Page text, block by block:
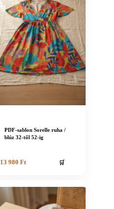
PDF-sablon Sorelle ruha /
blúz 32-től 52-ig
13 980 Ft 🛒